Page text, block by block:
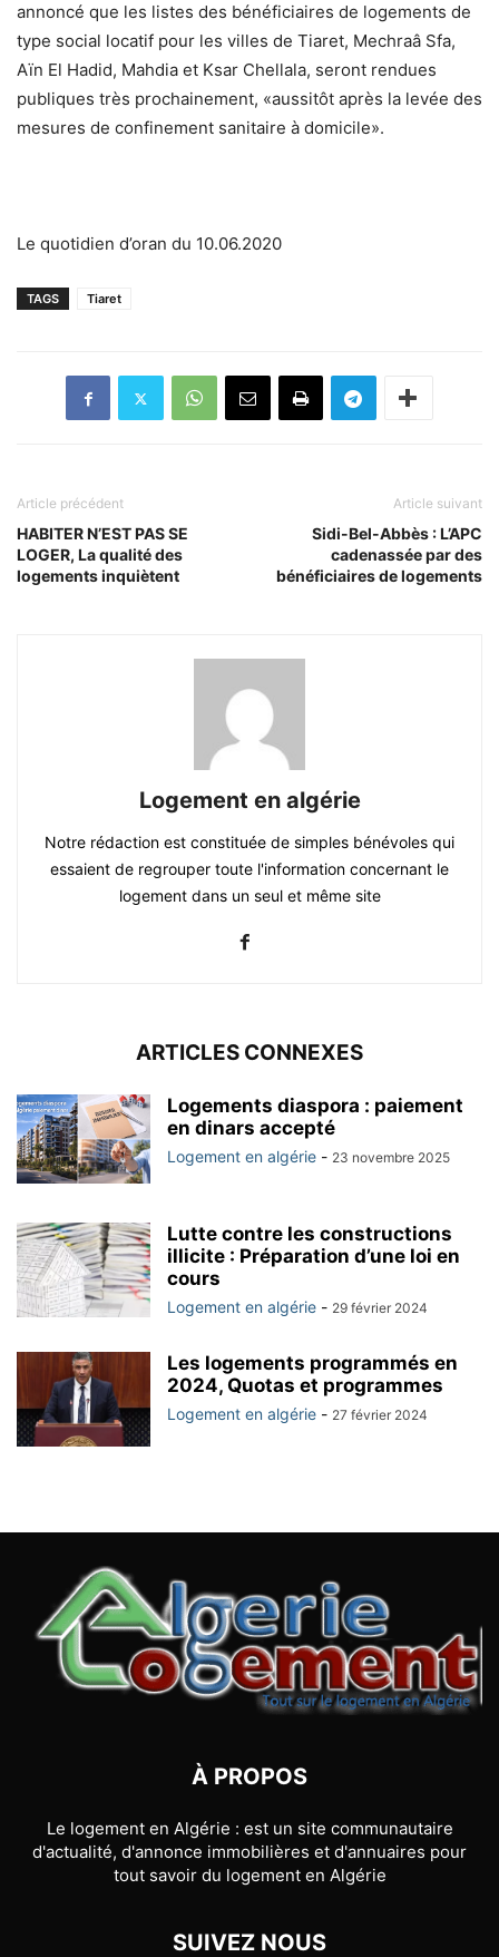
annoncé que les listes des bénéficiaires de logements de
type social locatif pour les villes de Tiaret, Mechraâ Sfa,
Aïn El Hadid, Mahdia et Ksar Chellala, seront rendues
publiques très prochainement, «aussitôt après la levée des
mesures de confinement sanitaire à domicile».
Le quotidien d’oran du 10.06.2020
TAGS Tiaret
Article précédent
HABITER N’EST PAS SE
LOGER, La qualité des
logements inquiètent
Article suivant
Sidi-Bel-Abbès : L’APC
cadenassée par des
bénéficiaires de logements
Logement en algérie
Notre rédaction est constituée de simples bénévoles qui
essaient de regrouper toute l'information concernant le
logement dans un seul et même site
ARTICLES CONNEXES
Logements diaspora : paiement
en dinars accepté
Logement en algérie - 23 novembre 2025
Lutte contre les constructions
illicite : Préparation d’une loi en
cours
Logement en algérie - 29 février 2024
Les logements programmés en
2024, Quotas et programmes
Logement en algérie - 27 février 2024
À PROPOS
Le logement en Algérie : est un site communautaire
d'actualité, d'annonce immobilières et d'annuaires pour
tout savoir du logement en Algérie
SUIVEZ NOUS